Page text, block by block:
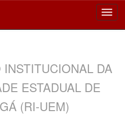
DA
ESTADUAL DE
(RI-UEM)